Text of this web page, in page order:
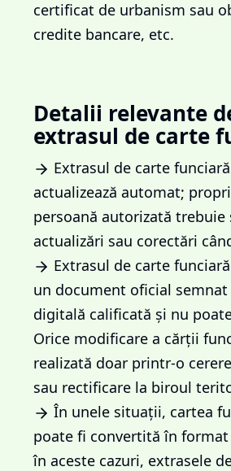
certificat de urbanism sau
credite bancare, etc.
Detalii relevante
extrasul de carte
Extrasul de carte
actualizează automat;
persoană autorizată trebuie
actualizări sau corectări
Extrasul de carte
un document oficial
digitală calificată și nu
Orice modificare a cărții
realizată doar printr-o
sau rectificare la biroul
În unele situații, cartea
poate fi convertită în
în aceste cazuri, extrasele